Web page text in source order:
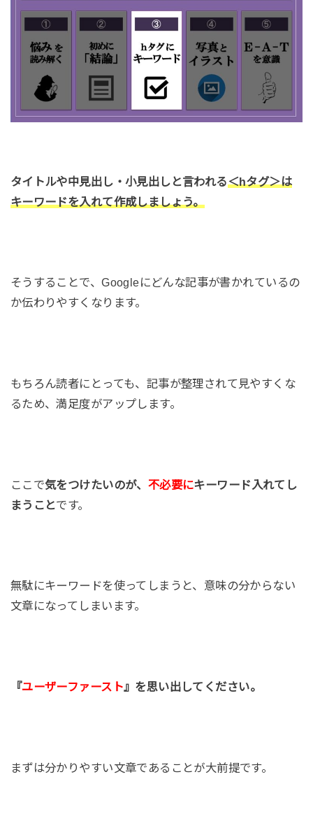
タイトルや中見出し・小見出しと言われる＜hタグ＞は
キーワードを入れて作成しましょう。
そうすることで、Googleにどんな記事が書かれているの
か伝わりやすくなります。
もちろん読者にとっても、記事が整理されて見やすくな
るため、満足度がアップします。
ここで気をつけたいのが、 不必要にキーワード入れてし
まうことです。
無駄にキーワードを使ってしまうと、意味の分からない
文章になってしまいます。
『ユーザーファースト』を思い出してください。
まずは分かりやすい文章であることが大前提です。